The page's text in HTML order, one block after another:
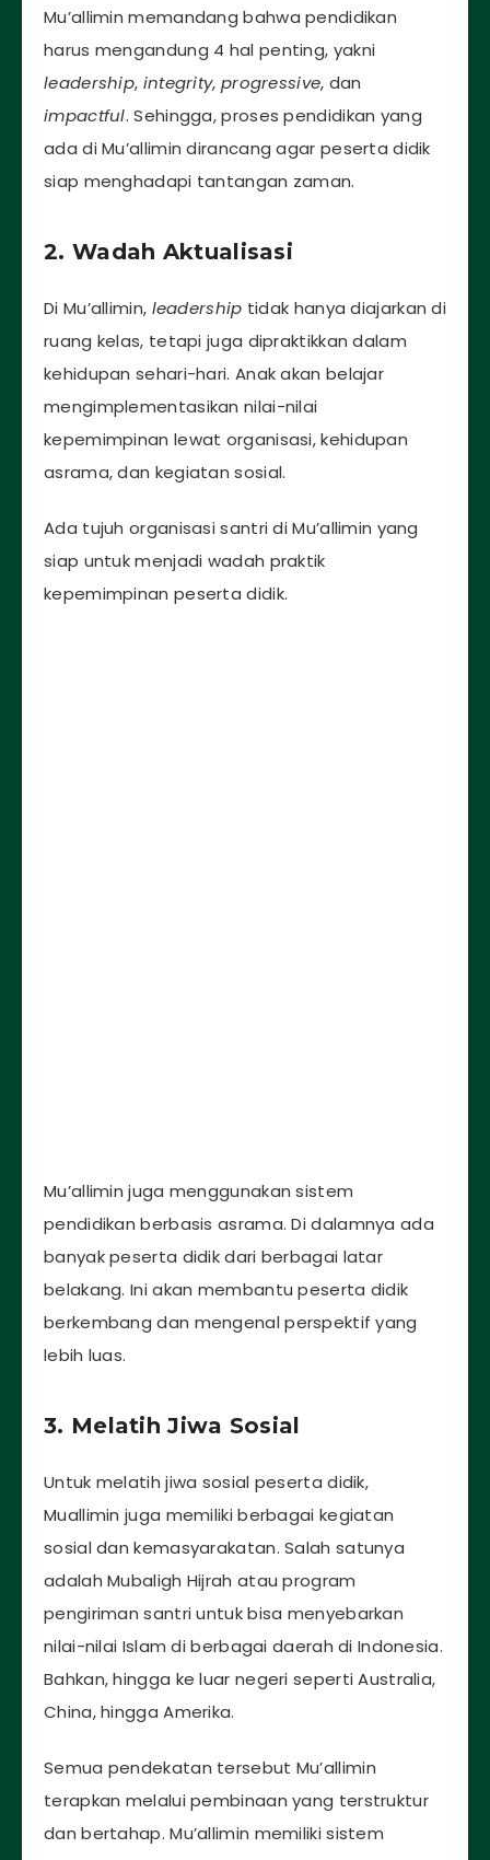
Mu’allimin memandang bahwa pendidikan
harus mengandung 4 hal penting, yakni
leadership, integrity, progressive, dan
impactful. Sehingga, proses pendidikan yang
ada di Mu’allimin dirancang agar peserta didik
siap menghadapi tantangan zaman.
2. Wadah Aktualisasi
Di Mu’allimin, leadership tidak hanya diajarkan di
ruang kelas, tetapi juga dipraktikkan dalam
kehidupan sehari-hari. Anak akan belajar
mengimplementasikan nilai-nilai
kepemimpinan lewat organisasi, kehidupan
asrama, dan kegiatan sosial.
Ada tujuh organisasi santri di Mu’allimin yang
siap untuk menjadi wadah praktik
kepemimpinan peserta didik.
Mu’allimin juga menggunakan sistem
pendidikan berbasis asrama. Di dalamnya ada
banyak peserta didik dari berbagai latar
belakang. Ini akan membantu peserta didik
berkembang dan mengenal perspektif yang
lebih luas.
3. Melatih Jiwa Sosial
Untuk melatih jiwa sosial peserta didik,
Muallimin juga memiliki berbagai kegiatan
sosial dan kemasyarakatan. Salah satunya
adalah Mubaligh Hijrah atau program
pengiriman santri untuk bisa menyebarkan
nilai-nilai Islam di berbagai daerah di Indonesia.
Bahkan, hingga ke luar negeri seperti Australia,
China, hingga Amerika.
Semua pendekatan tersebut Mu’allimin
terapkan melalui pembinaan yang terstruktur
dan bertahap. Mu’allimin memiliki sistem